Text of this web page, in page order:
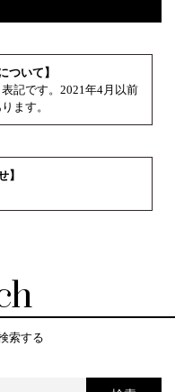
ついて】
記です。2021年4月以前
ます。
】
索する